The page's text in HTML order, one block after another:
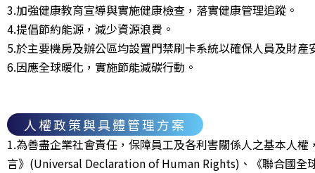
3.加強健康教育宣導與實施健康檢查，落實健康管理追蹤。
4.提倡節約能源，減少資源浪費。
5.於主要機房及辦公區均設置門禁刷卡系統以確保人員及財產
6.因應全球暖化，實施節能減碳行動。
人權政策與具體管理方案
1.為善盡企業社會責任，保障員工及各利害關係人之基本人
言》(Universal Declaration of Human Rights)、《聯合國